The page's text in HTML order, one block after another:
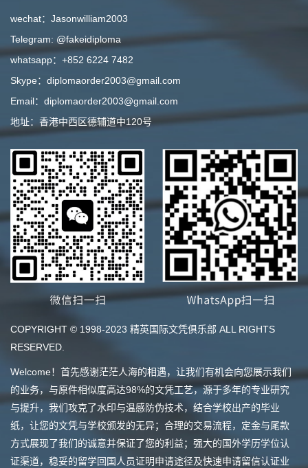
wechat：Jasonwilliam2003
Telegram: @fakeidiploma
whatsapp：+852 6224 7482
Skype：diplomaorder2003@gmail.com
Email：diplomaorder2003@gmail.com
地址：香港中西区德辅道中120号
COPYRIGHT © 1998-2023 精英国际文凭俱乐部 ALL RIGHTS
RESERVED.
Welcome！首先感谢茫茫人海的相遇，让我们有机会向您展示我们
的业务，与原件相似度高达98%的文凭工艺，源于多年的专业研究
与提升，我们攻克了水印与温感防伪技术，结合学校出产的毕业
纸，让您的文凭与学校颁发的无异；合理的交易流程，定金与尾款
方式展现了我们的诚意并保证了您的利益；强大的国外学历学位认
证渠道，稳妥的留学回国人员证明申请途径及快速申请留信认证业